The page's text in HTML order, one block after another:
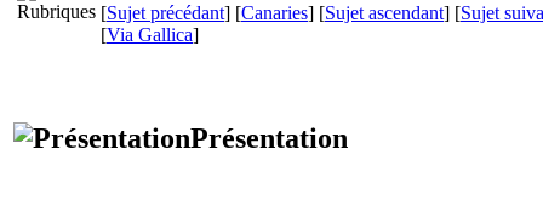
[Sujet précédant] [Canaries] [Sujet ascendant] [Sujet
[Via Gallica]
Présentation